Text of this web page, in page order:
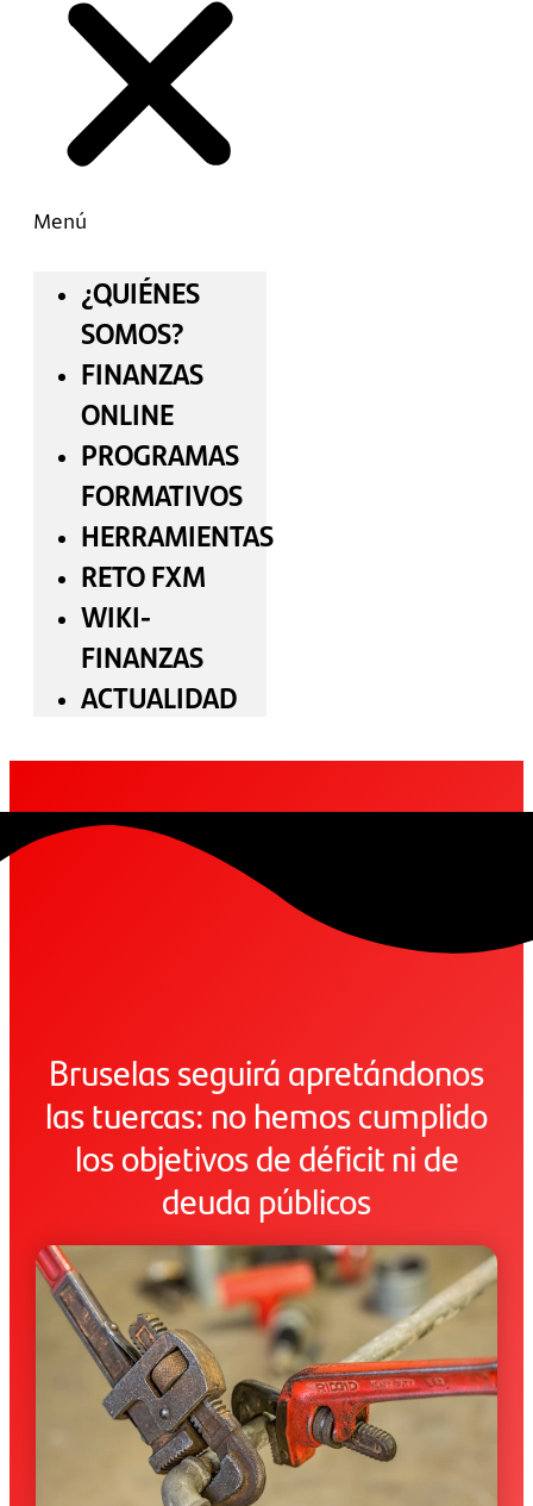
Menú
¿QUIÉNES
SOMOS?
FINANZAS
ONLINE
PROGRAMAS
FORMATIVOS
HERRAMIENTAS
RETO FXM
WIKI-
FINANZAS
ACTUALIDAD
Bruselas seguirá apretándonos
las tuercas: no hemos cumplido
los objetivos de déficit ni de
deuda públicos